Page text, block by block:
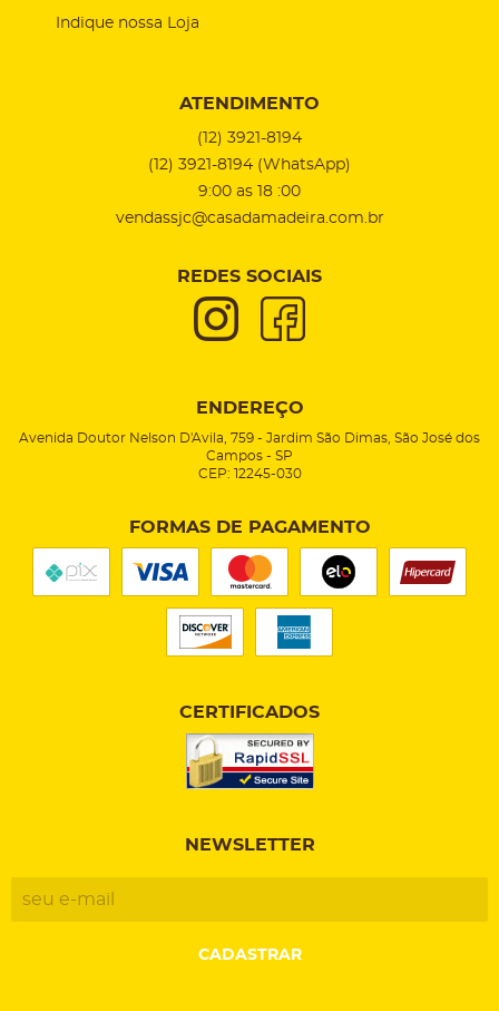
Indique nossa Loja
ATENDIMENTO
(12) 3921-8194
(12) 3921-8194 (WhatsApp)
9:00 as 18 :00
vendassjc@casadamadeira.com.br
REDES SOCIAIS
ENDEREÇO
Avenida Doutor Nelson D'Avila, 759 - Jardim São Dimas, São José dos
Campos - SP
CEP: 12245-030
FORMAS DE PAGAMENTO
CERTIFICADOS
NEWSLETTER
CADASTRAR